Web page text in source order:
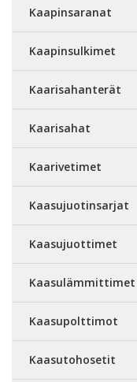
Kaapinsaranat
Kaapinsulkimet
Kaarisahanterät
Kaarisahat
Kaarivetimet
Kaasujuotinsarjat
Kaasujuottimet
Kaasulämmittimet
Kaasupolttimot
Kaasutohosetit